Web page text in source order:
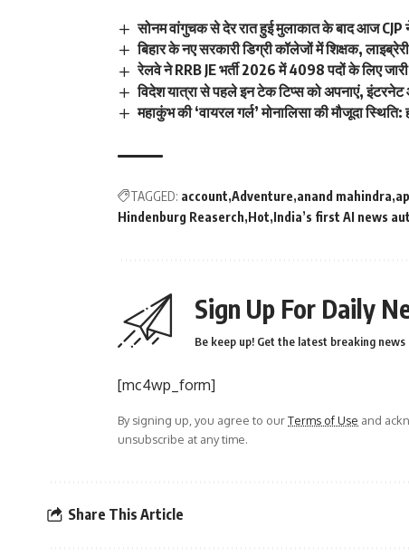
सोनम वांगुचक से देर रात हुई मुलाकात के बाद आज
बिहार के नए सरकारी डिग्री कॉलेजों में शिक्षक,
रेलवे ने RRB JE भर्ती 2026 में 4098 पदों के लिए
विदेश यात्रा से पहले इन टेक टिप्स को अपनाएं,
महाकुंभ की ‘वायरल गर्ल’ मोनालिसा की मौजूदा
TAGGED: account Adventure anand mahindra
Hindenburg Reaserch Hot India’s first AI news
Sign Up For Daily
Be keep up! Get the latest breaking
[mc4wp_form]
By signing up, you agree to ourTerms of Use and
unsubscribe at any time.
Share This Article